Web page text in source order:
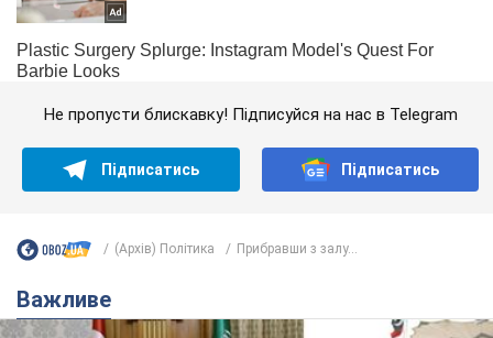
Не пропусти блискавку! Підписуйся на нас в Telegram
Підписатись Підписатись
(Архів) Політика Прибравши з залу...
Важливе